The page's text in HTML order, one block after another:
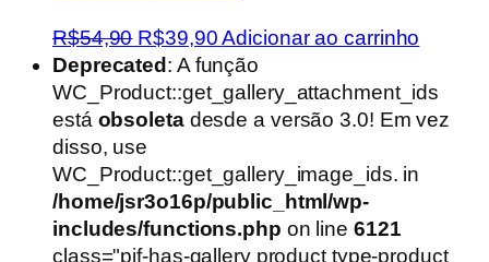
R$54,90 O
preço
original
era:
R$54,90.
R$39,90O
preço
atual
é:
Adicionar ao carrinho
Deprecated : A função
WC_Product::get_gallery_attachment_ids
está obsoletadesde a versão 3.0! Em vez
disso, use
WC_Product::get_gallery_image_ids. in
/home/jsr3o16p/public_html/wp-
includes/functions.php on line 6121
class="pif-has-gallery product type-product